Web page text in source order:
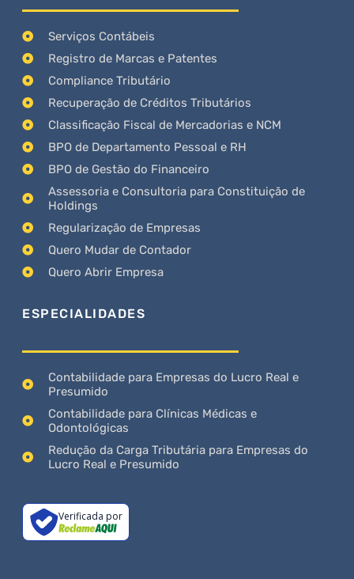
Serviços Contábeis
Registro de Marcas e Patentes
Compliance Tributário
Recuperação de Créditos Tributários
Classificação Fiscal de Mercadorias e NCM
BPO de Departamento Pessoal e RH
BPO de Gestão do Financeiro
Assessoria e Consultoria para Constituição de
Holdings
Regularização de Empresas
Quero Mudar de Contador
Quero Abrir Empresa
ESPECIALIDADES
Contabilidade para Empresas do Lucro Real e
Presumido
Contabilidade para Clínicas Médicas e
Odontológicas
Redução da Carga Tributária para Empresas do
Lucro Real e Presumido
Verificada por